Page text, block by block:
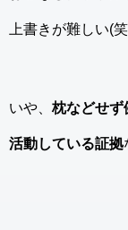
上書きが難しい(
いや、 枕などせず
活動している証拠